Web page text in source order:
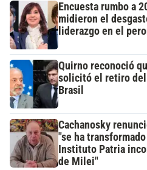
Encuesta rumbo a
midieron el
liderazgo en el
Quirno reconoció
solicitó el retiro del
Brasil
Cachanosky
"se ha
Instituto Patria
de Milei"